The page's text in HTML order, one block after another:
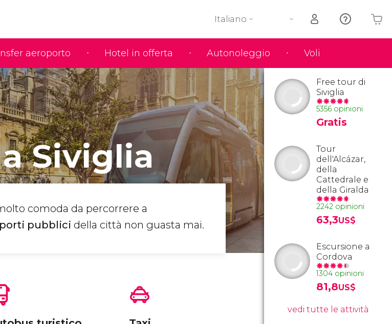
aeroporto Hotel in offerta Autonoleggio Voli
Italiano
Il tuo carrello è vuoto
Siviglia
comoda da percorrere a
pubblici della città non guasta mai.
Free tour di
Siviglia
5356 opinioni
Gratis
Tour
dell'Alcázar,
della
Cattedrale e
della Giralda
2242 opinioni
63,3US$
Escursione a
Cordova
1304 opinioni
81,8US$
vedi tutte le attività